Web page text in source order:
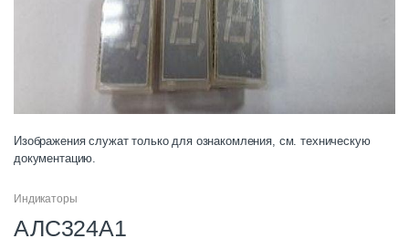
Изображения служат только для ознакомления, см. техническую
документацию.
Индикаторы
АЛС324А1